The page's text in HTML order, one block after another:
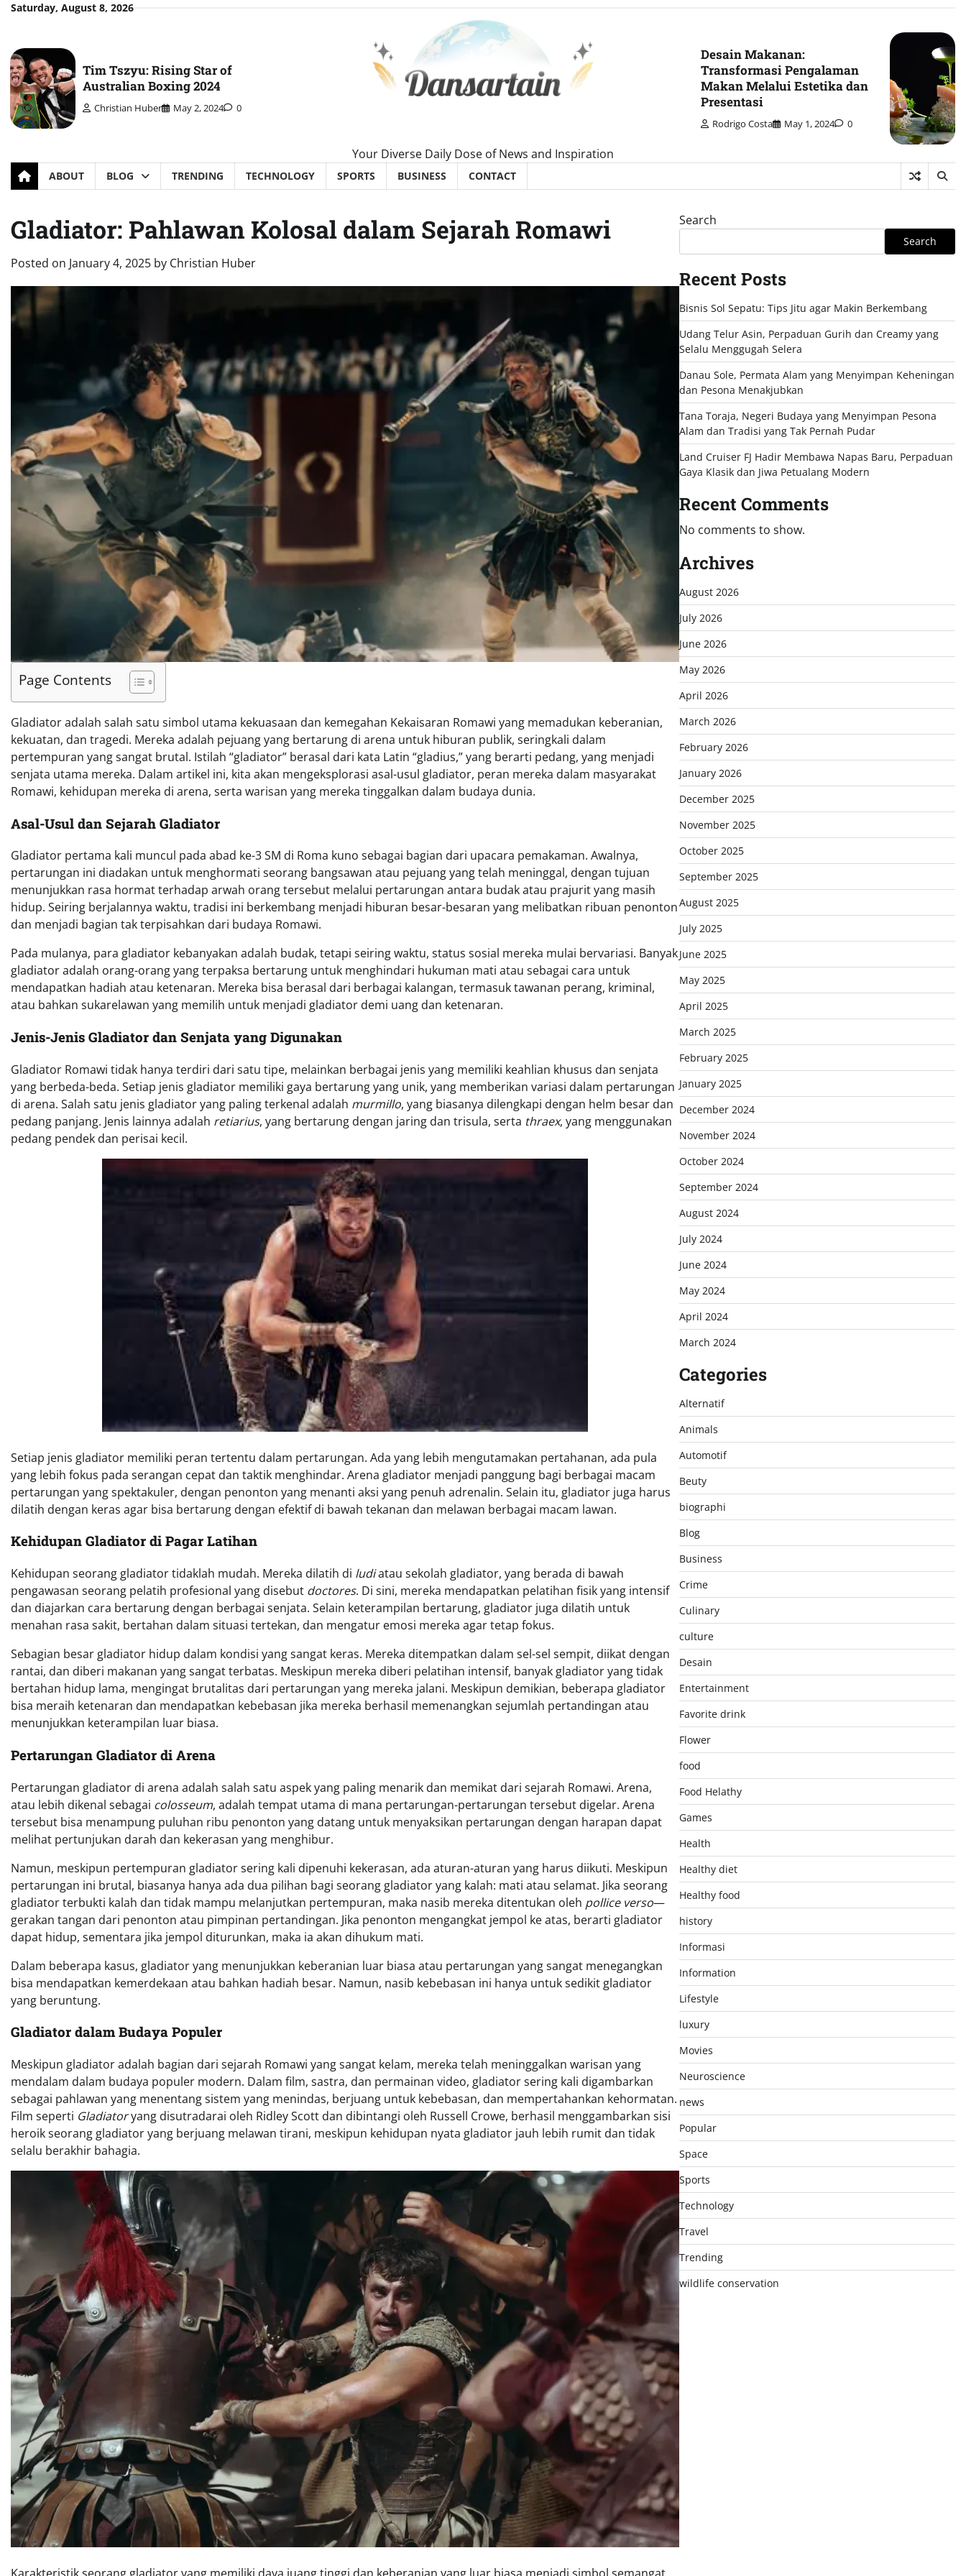
SkipSaturday, August 8, 2026
Tim Tszyu: Rising Star of
Australian Boxing 2024
Christian Huber May 2, 2024 0
Your Diverse Daily Dose of News and Inspiration
Desain Makanan:
Transformasi Pengalaman
Makan Melalui Estetika dan
Presentasi
Rodrigo Costa May 1, 2024 0
ABOUT BLOG TRENDING TECHNOLOGY SPORTS BUSINESS CONTACT
Gladiator: Pahlawan Kolosal dalam Sejarah Romawi
Posted on January 4, 2025 by Christian Huber
Page Contents
Gladiator adalah salah satu simbol utama kekuasaan dan kemegahan Kekaisaran Romawi yang memadukan keberanian,
kekuatan, dan tragedi. Mereka adalah pejuang yang bertarung di arena untuk hiburan publik, seringkali dalam
pertempuran yang sangat brutal. Istilah “gladiator” berasal dari kata Latin “gladius,” yang berarti pedang, yang menjadi
senjata utama mereka. Dalam artikel ini, kita akan mengeksplorasi asal-usul gladiator, peran mereka dalam masyarakat
Romawi, kehidupan mereka di arena, serta warisan yang mereka tinggalkan dalam budaya dunia.
Asal-Usul dan Sejarah Gladiator
Gladiator pertama kali muncul pada abad ke-3 SM di Roma kuno sebagai bagian dari upacara pemakaman. Awalnya,
pertarungan ini diadakan untuk menghormati seorang bangsawan atau pejuang yang telah meninggal, dengan tujuan
menunjukkan rasa hormat terhadap arwah orang tersebut melalui pertarungan antara budak atau prajurit yang masih
hidup. Seiring berjalannya waktu, tradisi ini berkembang menjadi hiburan besar-besaran yang melibatkan ribuan penonton
dan menjadi bagian tak terpisahkan dari budaya Romawi.
Pada mulanya, para gladiator kebanyakan adalah budak, tetapi seiring waktu, status sosial mereka mulai bervariasi. Banyak
gladiator adalah orang-orang yang terpaksa bertarung untuk menghindari hukuman mati atau sebagai cara untuk
mendapatkan hadiah atau ketenaran. Mereka bisa berasal dari berbagai kalangan, termasuk tawanan perang, kriminal,
atau bahkan sukarelawan yang memilih untuk menjadi gladiator demi uang dan ketenaran.
Jenis-Jenis Gladiator dan Senjata yang Digunakan
Gladiator Romawi tidak hanya terdiri dari satu tipe, melainkan berbagai jenis yang memiliki keahlian khusus dan senjata
yang berbeda-beda. Setiap jenis gladiator memiliki gaya bertarung yang unik, yang memberikan variasi dalam pertarungan
di arena. Salah satu jenis gladiator yang paling terkenal adalah murmillo, yang biasanya dilengkapi dengan helm besar dan
pedang panjang. Jenis lainnya adalah retiarius, yang bertarung dengan jaring dan trisula, serta thraex, yang menggunakan
pedang pendek dan perisai kecil.
Setiap jenis gladiator memiliki peran tertentu dalam pertarungan. Ada yang lebih mengutamakan pertahanan, ada pula
yang lebih fokus pada serangan cepat dan taktik menghindar. Arena gladiator menjadi panggung bagi berbagai macam
pertarungan yang spektakuler, dengan penonton yang menanti aksi yang penuh adrenalin. Selain itu, gladiator juga harus
dilatih dengan keras agar bisa bertarung dengan efektif di bawah tekanan dan melawan berbagai macam lawan.
Kehidupan Gladiator di Pagar Latihan
Kehidupan seorang gladiator tidaklah mudah. Mereka dilatih di ludiatau sekolah gladiator, yang berada di bawah
pengawasan seorang pelatih profesional yang disebut doctores. Di sini, mereka mendapatkan pelatihan fisik yang intensif
dan diajarkan cara bertarung dengan berbagai senjata. Selain keterampilan bertarung, gladiator juga dilatih untuk
menahan rasa sakit, bertahan dalam situasi tertekan, dan mengatur emosi mereka agar tetap fokus.
Sebagian besar gladiator hidup dalam kondisi yang sangat keras. Mereka ditempatkan dalam sel-sel sempit, diikat dengan
rantai, dan diberi makanan yang sangat terbatas. Meskipun mereka diberi pelatihan intensif, banyak gladiator yang tidak
bertahan hidup lama, mengingat brutalitas dari pertarungan yang mereka jalani. Meskipun demikian, beberapa gladiator
bisa meraih ketenaran dan mendapatkan kebebasan jika mereka berhasil memenangkan sejumlah pertandingan atau
menunjukkan keterampilan luar biasa.
Pertarungan Gladiator di Arena
Pertarungan gladiator di arena adalah salah satu aspek yang paling menarik dan memikat dari sejarah Romawi. Arena,
atau lebih dikenal sebagai colosseum, adalah tempat utama di mana pertarungan-pertarungan tersebut digelar. Arena
tersebut bisa menampung puluhan ribu penonton yang datang untuk menyaksikan pertarungan dengan harapan dapat
melihat pertunjukan darah dan kekerasan yang menghibur.
Namun, meskipun pertempuran gladiator sering kali dipenuhi kekerasan, ada aturan-aturan yang harus diikuti. Meskipun
pertarungan ini brutal, biasanya hanya ada dua pilihan bagi seorang gladiator yang kalah: mati atau selamat. Jika seorang
gladiator terbukti kalah dan tidak mampu melanjutkan pertempuran, maka nasib mereka ditentukan oleh pollice verso—
gerakan tangan dari penonton atau pimpinan pertandingan. Jika penonton mengangkat jempol ke atas, berarti gladiator
dapat hidup, sementara jika jempol diturunkan, maka ia akan dihukum mati.
Dalam beberapa kasus, gladiator yang menunjukkan keberanian luar biasa atau pertarungan yang sangat menegangkan
bisa mendapatkan kemerdekaan atau bahkan hadiah besar. Namun, nasib kebebasan ini hanya untuk sedikit gladiator
yang beruntung.
Gladiator dalam Budaya Populer
Meskipun gladiator adalah bagian dari sejarah Romawi yang sangat kelam, mereka telah meninggalkan warisan yang
mendalam dalam budaya populer modern. Dalam film, sastra, dan permainan video, gladiator sering kali digambarkan
sebagai pahlawan yang menentang sistem yang menindas, berjuang untuk kebebasan, dan mempertahankan kehormatan.
Film seperti Gladiatoryang disutradarai oleh Ridley Scott dan dibintangi oleh Russell Crowe, berhasil menggambarkan sisi
heroik seorang gladiator yang berjuang melawan tirani, meskipun kehidupan nyata gladiator jauh lebih rumit dan tidak
selalu berakhir bahagia.
Search
Search
Recent Posts
Bisnis Sol Sepatu: Tips Jitu agar Makin Berkembang
Udang Telur Asin, Perpaduan Gurih dan Creamy yang
Selalu Menggugah Selera
Danau Sole, Permata Alam yang Menyimpan Keheningan
dan Pesona Menakjubkan
Tana Toraja, Negeri Budaya yang Menyimpan Pesona
Alam dan Tradisi yang Tak Pernah Pudar
Land Cruiser FJ Hadir Membawa Napas Baru, Perpaduan
Gaya Klasik dan Jiwa Petualang Modern
Recent Comments
No comments to show.
Archives
August 2026
July 2026
June 2026
May 2026
April 2026
March 2026
February 2026
January 2026
December 2025
November 2025
October 2025
September 2025
August 2025
July 2025
June 2025
May 2025
April 2025
March 2025
February 2025
January 2025
December 2024
November 2024
October 2024
September 2024
August 2024
July 2024
June 2024
May 2024
April 2024
March 2024
Categories
Alternatif
Animals
Automotif
Beuty
biographi
Blog
Business
Crime
Culinary
culture
Desain
Entertainment
Favorite drink
Flower
food
Food Helathy
Games
Health
Healthy diet
Healthy food
history
Informasi
Information
Lifestyle
luxury
Movies
Neuroscience
news
Popular
Space
Sports
Technology
Travel
Trending
wildlife conservation